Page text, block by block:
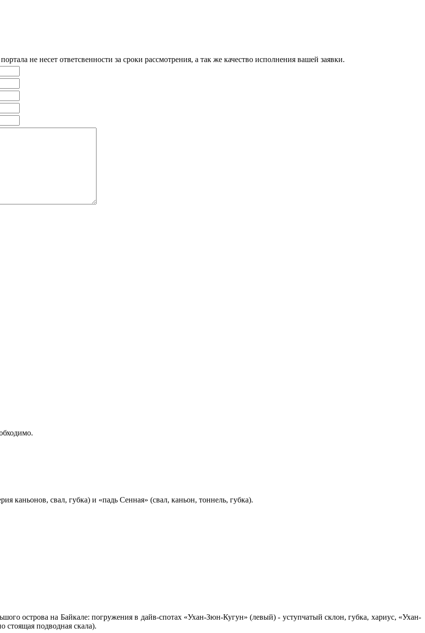
не несет ответсвенности за сроки рассмотрения, а так же качество исполнения вашей заявки.
каньонов, свал, губка) и «падь Сенная» (свал, каньон, тоннель, губка).
острова на Байкале: погружения в дайв-спотах «Ухан-Зюн-Кугун» (левый) - уступчатый склон, губка, хариус, «Ухан-
стоящая подводная скала).